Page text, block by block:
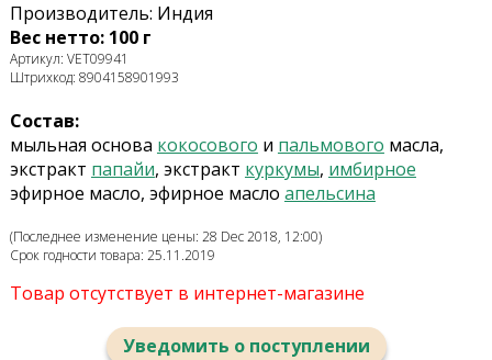
Производитель: Индия
Вес нетто: 100 г
Артикул: VET09941
Штрихкод: 8904158901993
Состав:
мыльная основа кокосового и пальмового масла,
экстракт папайи, экстракт куркумы, имбирное
эфирное масло, эфирное масло апельсина
(Последнее изменение цены: 28 Dec 2018, 12:00)
Срок годности товара: 25.11.2019
Товар отсутствует в интернет-магазине
Уведомить о поступлении